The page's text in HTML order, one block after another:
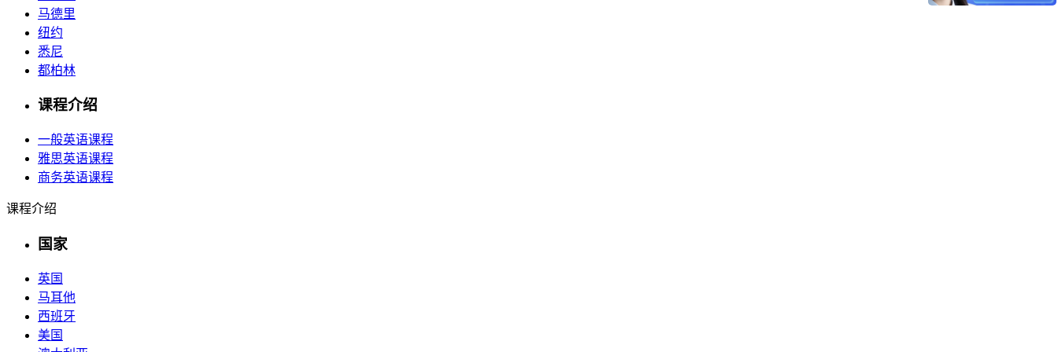
马德里
纽约
悉尼
都柏林
课程介绍
一般英语课程
雅思英语课程
商务英语课程
课程介绍
国家
英国
马耳他
西班牙
美国